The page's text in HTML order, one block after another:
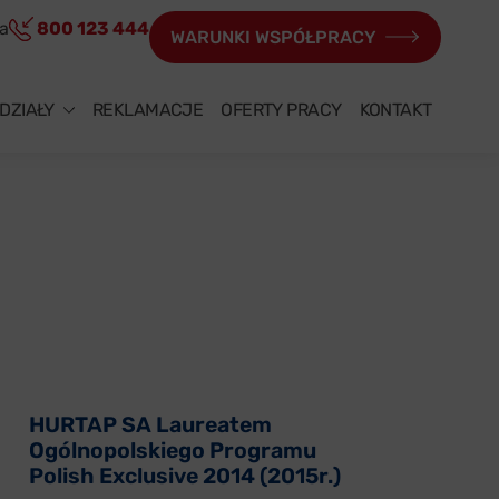
800 123 444 WARUNKI WSPÓŁPRACY
REKLAMACJE OFERTY PRACY KONTAKT
HURTAP SA Laureatem
Ogólnopolskiego Programu
Polish Exclusive 2014 (2015r.)